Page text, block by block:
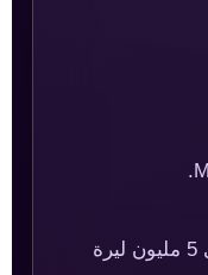
الرسوم التقريبية: من 4 إلى 5 مليون ليرة